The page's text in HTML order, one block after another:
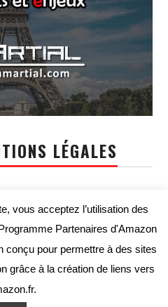
LÉGALES
générales d’utilisation
vous acceptez l’utilisation des
Partenaires d'Amazon
conçu pour permettre à des sites
grâce à la création de liens vers